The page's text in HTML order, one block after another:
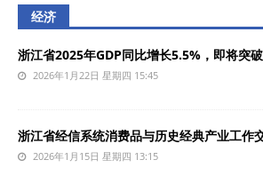
经济
浙江省2025年GDP同比增长5.5%，即将突
2026年1月22日 星期四 15:45
浙江省经信系统消费品与历史经典产业工作
2026年1月15日 星期四 13:15